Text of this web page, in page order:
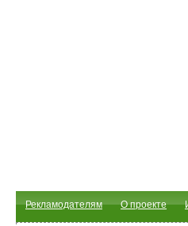
Рекламодателям О проекте